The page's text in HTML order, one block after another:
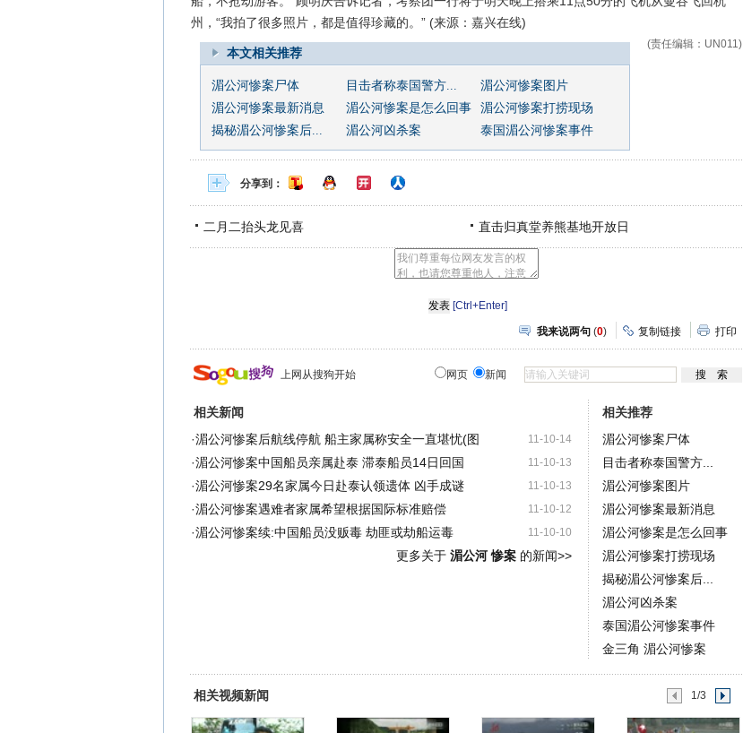
州，“我拍了很多照片，都是值得珍藏的。” (来源：嘉兴在线)
本文相关推荐
湄公河惨案尸体 目击者称泰国警方...
湄公河惨案图片
湄公河惨案最新消息
湄公河惨案是怎么回事
湄公河惨案打捞现场
揭秘湄公河惨案后...
湄公河凶杀案 泰国湄公河惨案事件
(责任编辑：UN011)
分享到：
二月二抬头龙见喜 直击归真堂养熊基地开放日
[Ctrl+Enter]
我来说两句 (0) 复制链接 打印
上网从搜狗开始 网页 新闻
相关新闻
11-10-14
·湄公河惨案后航线停航 船主家属称安全一直堪忧(图
11-10-13
·湄公河惨案中国船员亲属赴泰 滞泰船员14日回国
11-10-13
·湄公河惨案29名家属今日赴泰认领遗体 凶手成谜
11-10-12
·湄公河惨案遇难者家属希望根据国际标准赔偿
11-10-10
·湄公河惨案续:中国船员没贩毒 劫匪或劫船运毒
更多关于 湄公河 惨案的新闻>>
相关推荐
湄公河惨案尸体
目击者称泰国警方...
湄公河惨案图片
湄公河惨案最新消息
湄公河惨案是怎么回事
湄公河惨案打捞现场
揭秘湄公河惨案后...
湄公河凶杀案
泰国湄公河惨案事件
金三角 湄公河惨案
相关视频新闻 1/3